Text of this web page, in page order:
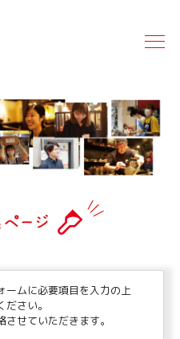
ージ
ームに必要項目を入力の上
さい。
せていただきます。